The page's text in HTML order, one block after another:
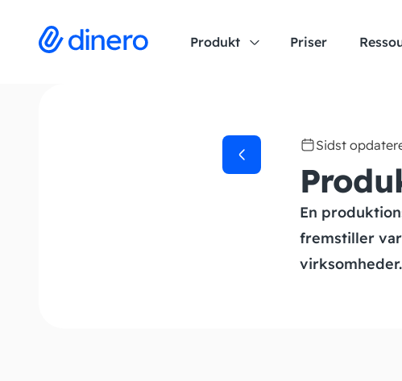
Produkt Priser
Sidst
En
fremstiller
virksomheder.